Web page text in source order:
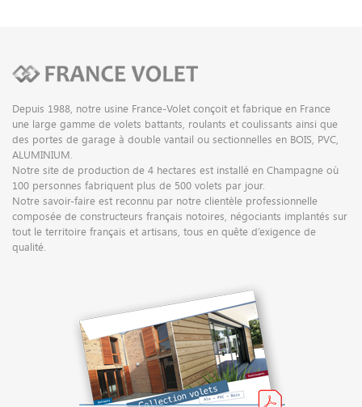
Depuis 1988, notre usine France-Volet conçoit et fabrique en France
une large gamme de volets battants, roulants et coulissants ainsi que
des portes de garage à double vantail ou sectionnelles en BOIS, PVC,
ALUMINIUM.
Notre site de production de 4 hectares est installé en Champagne où
100 personnes fabriquent plus de 500 volets par jour.
Notre savoir-faire est reconnu par notre clientèle professionnelle
composée de constructeurs français notoires, négociants implantés sur
tout le territoire français et artisans, tous en quête d’exigence de
qualité.